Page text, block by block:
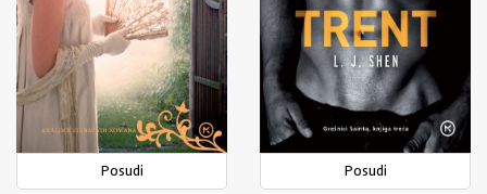
Posudi
Posudi